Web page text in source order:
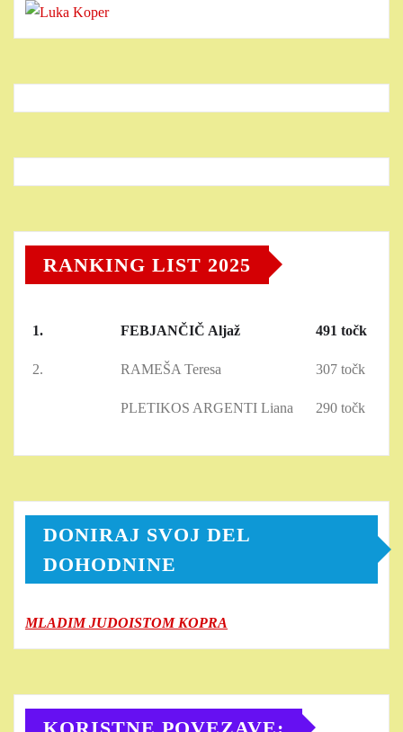
RANKING LIST 2025
1. FEBJANČIČ Aljaž 491 točk
2. RAMEŠA Teresa 307 točk
PLETIKOS ARGENTI Liana 290 točk
DONIRAJ SVOJ DEL
DOHODNINE
MLADIM JUDOISTOM KOPRA